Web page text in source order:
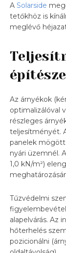
A Solarside
tetőkhöz is
meglévő
Az árnyékok
optimalizálóval
részleges
teljesítményét.
panelek mögött
nyári üzemnél.
1,0 kN/m²)
Tűzvédelmi
alapelvárás. Az
hőterhelés
pozicionálni